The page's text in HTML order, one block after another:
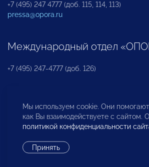
+7 (495) 247 4777 (доб. 115, 114, 113)
pressa@opora.ru
Международный отдел
+7 (495) 247-4777 (доб. 126)
Бюро по защите прав
инвесторов
Мы используем cookie. Они помогают
как Вы взаимодействуете с сайтом.
политикой конфиденциальности
Принять